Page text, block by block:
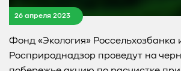
26 апреля 2023
Фонд «Экология» Россельхозбанка
Росприроднадзор проведут на